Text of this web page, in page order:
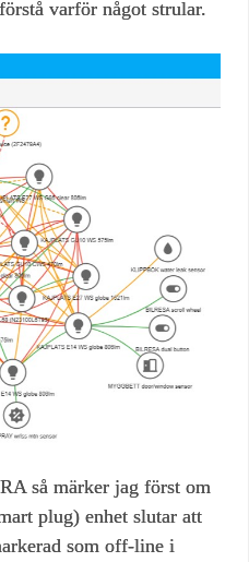
varför något strular.
så märker jag först om
plug) enhet slutar att
som off-line i